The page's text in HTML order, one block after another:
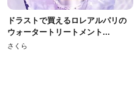
ドラストで買えるロレアルパリの
ウォータートリートメント...
さくら